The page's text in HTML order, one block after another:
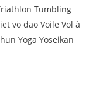
Tumbling
vo dao Voile Vol à
Yoga Yoseikan